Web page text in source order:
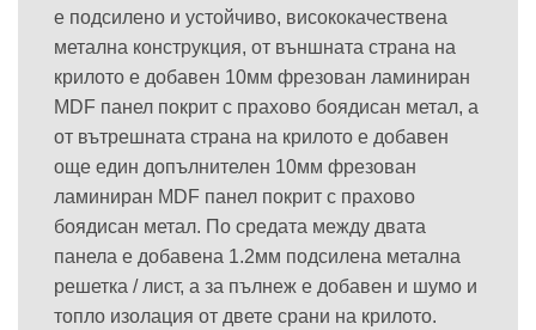
е подсилено и устойчиво, висококачествена
метална конструкция, от външната страна на
крилото е добавен 10мм фрезован ламиниран
MDF панел покрит с прахово боядисан метал, а
от вътрешната страна на крилото е добавен
още един допълнителен 10мм фрезован
ламиниран MDF панел покрит с прахово
боядисан метал. По средата между двата
панела е добавена 1.2мм подсилена метална
решетка / лист, а за пълнеж е добавен и шумо и
топло изолация от двете срани на крилото.